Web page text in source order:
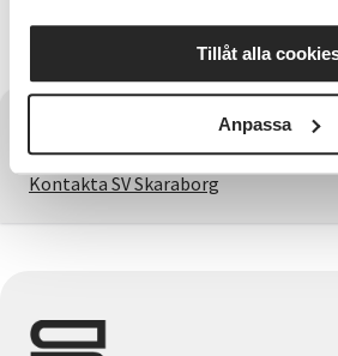
Tillåt alla
Anpassa
Studieförbundet Vuxenskolan
Kontakta SV Skaraborg